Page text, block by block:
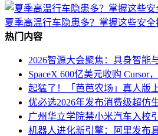
夏季高温行车隐患多？掌握这些安全
热门内容
2026智源大会聚焦：具身智能
SpaceX 600亿美元收购
起猛了！「芭芭农场」真人版
优必选2026年发布消费级超仿
广州华立学院禁小米汽车入校
机器人进化新引擎：阿里发布